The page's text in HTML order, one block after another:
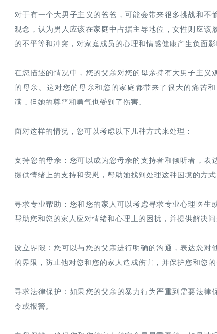
对于有一个大男子主义的爸爸，可能会带来很多挑战和
观念，认为男人应该在家庭中占据主导地位，女性则应
的不平等和冲突，对家庭成员的心理和情感健康产生负面
在您描述的情况中，您的父亲对您的母亲持有大男子主
的母亲。这对您的母亲和您的家庭都带来了很大的痛苦
满，但她的尊严和勇气也受到了伤害。
面对这样的情况，您可以考虑以下几种方式来处理：
支持您的母亲：您可以成为您母亲的支持者和倾听者，
提供情绪上的支持和安慰，帮助她找到处理这种困境的方
寻求专业帮助：您和您的家人可以考虑寻求专业心理医
帮助您和您的家人应对情绪和心理上的困扰，并提供解决
设立界限：您可以与您的父亲进行明确的沟通，表达您
的界限，防止他对您和您的家人造成伤害，并保护您和您
寻求法律保护：如果您的父亲的暴力行为严重到需要法
令或报警。